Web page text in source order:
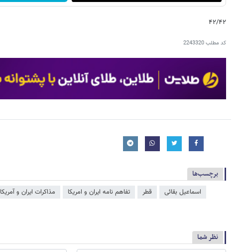
۴۲/۴۲
کد مطلب2243320
برچسب‌ها
اسماعیل بقائی قطر تفاهم نامه ایران و امریکا مذاکرات ایران و آمریکا
نظر شما